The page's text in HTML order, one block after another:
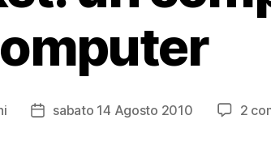
Datasabato 14 Agosto 2010 2